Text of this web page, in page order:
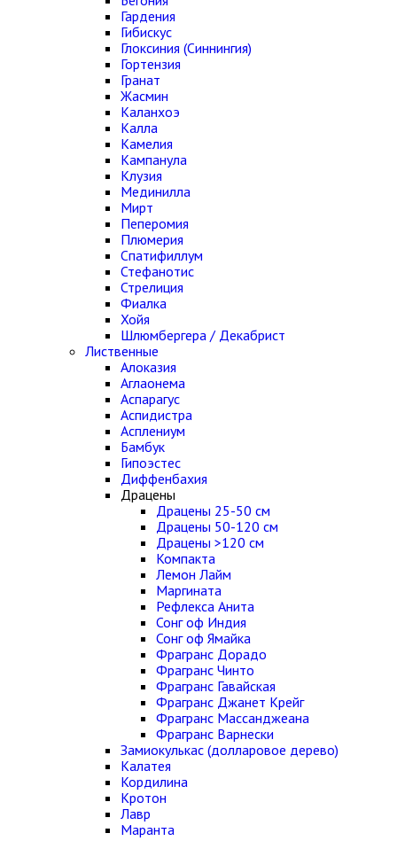
Гардения
Гибискус
Глоксиния (Синнингия)
Гортензия
Гранат
Жасмин
Каланхоэ
Калла
Камелия
Кампанула
Клузия
Мединилла
Мирт
Пеперомия
Плюмерия
Спатифиллум
Стефанотис
Стрелиция
Фиалка
Хойя
Шлюмбергера / Декабрист
Лиственные
Алоказия
Аглаонема
Аспарагус
Аспидистра
Асплениум
Бамбук
Гипоэстес
Диффенбахия
Драцены
Драцены 25-50 см
Драцены 50-120 см
Драцены >120 см
Компакта
Лемон Лайм
Маргината
Рефлекса Анита
Сонг оф Индия
Сонг оф Ямайка
Фрагранс Дорадо
Фрагранс Чинто
Фрагранс Гавайская
Фрагранс Джанет Крейг
Фрагранс Массанджеана
Фрагранс Варнески
Замиокулькас (долларовое дерево)
Калатея
Кордилина
Кротон
Лавр
Маранта